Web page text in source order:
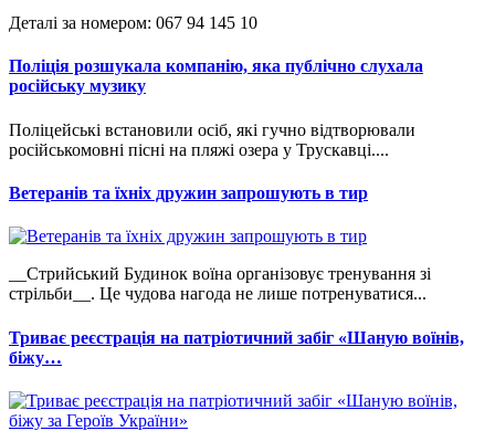
Деталі за номером: 067 94 145 10
Поліція розшукала компанію, яка публічно слухала
російську музику
Поліцейські встановили осіб, які гучно відтворювали
російськомовні пісні на пляжі озера у Трускавці....
Ветеранів та їхніх дружин запрошують в тир
__Стрийський Будинок воїна організовує тренування зі
стрільби__. Це чудова нагода не лише потренуватися...
Триває реєстрація на патріотичний забіг «Шаную воїнів,
біжу…